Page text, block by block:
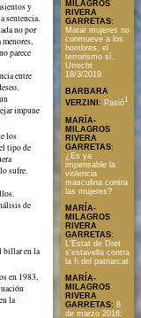
y
sentencia.
no por
parece
entre
impune
los
tipo de
sufre.
de
billar en la
en 1983,
la
MILAGROS
RIVERA
GARRETAS:
Matar mujeres no
conmueve a los
hombres, el
terrorismo sí.
Utrecht
18/3/2019
BARBARA
VERZINI : Pasió1
MARÍA-
MILAGROS
RIVERA
GARRETAS:
¿Es ya
impensable la
violencia
masculina contra
las mujeres?
MARÍA-
MILAGROS
RIVERA
GARRETAS:
L'Estat de Dret
s'estavella contra
la fi del patriarcat
MARÍA-
MILAGROS
RIVERA
GARRETAS: 8
de marzo 2018: